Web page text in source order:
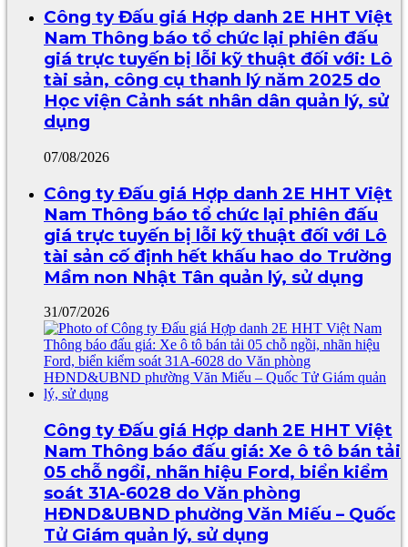
Công ty Đấu giá Hợp danh 2E HHT Việt
Nam Thông báo tổ chức lại phiên đấu
giá trực tuyến bị lỗi kỹ thuật đối với: Lô
tài sản, công cụ thanh lý năm 2025 do
Học viện Cảnh sát nhân dân quản lý, sử
dụng
07/08/2026
Công ty Đấu giá Hợp danh 2E HHT Việt
Nam Thông báo tổ chức lại phiên đấu
giá trực tuyến bị lỗi kỹ thuật đối với Lô
tài sản cố định hết khấu hao do Trường
Mầm non Nhật Tân quản lý, sử dụng
31/07/2026
Công ty Đấu giá Hợp danh 2E HHT Việt
Nam Thông báo đấu giá: Xe ô tô bán tải
05 chỗ ngồi, nhãn hiệu Ford, biển kiểm
soát 31A-6028 do Văn phòng
HĐND&UBND phường Văn Miếu – Quốc
Tử Giám quản lý, sử dụng